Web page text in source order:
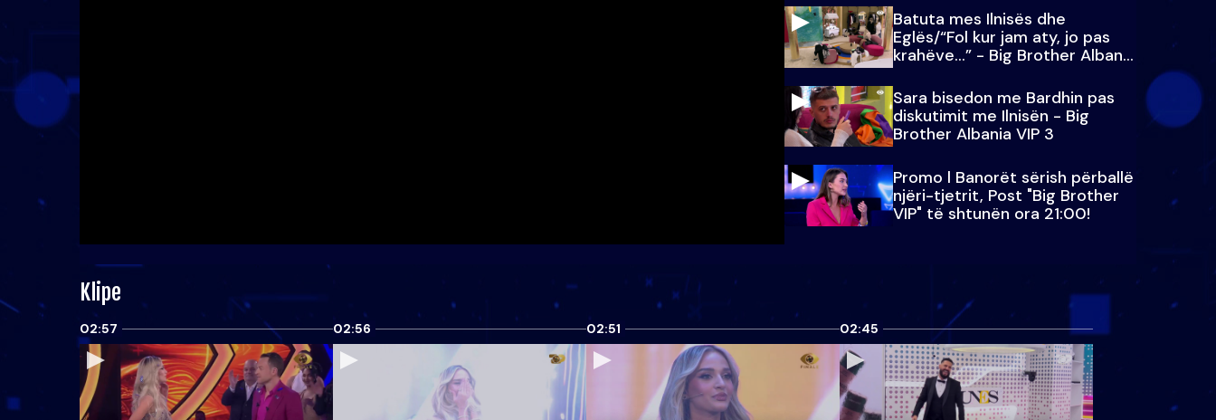
Batuta mes Ilnisës dhe
Eglës/“Fol kur jam aty, jo pas
krahëve…” - Big Brother Albania
VIP 3
Sara bisedon me Bardhin pas
diskutimit me Ilnisën - Big
Brother Albania VIP 3
Promo l Banorët sërish përballë
njëri-tjetrit, Post "Big Brother
VIP" të shtunën ora 21:00!
Klipe
02:57 02:56 02:51 02:45